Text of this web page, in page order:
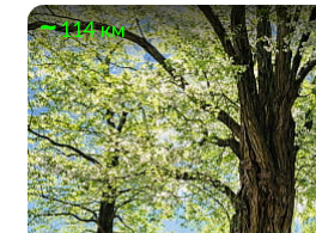
114 км